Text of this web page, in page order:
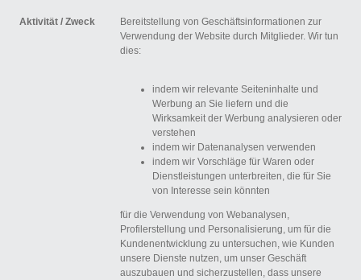
Aktivität / Zweck
Bereitstellung von Geschäftsinformationen zur
Verwendung der Website durch Mitglieder. Wir tun
dies:
indem wir relevante Seiteninhalte und
Werbung an Sie liefern und die
Wirksamkeit der Werbung analysieren oder
verstehen
indem wir Datenanalysen verwenden
indem wir Vorschläge für Waren oder
Dienstleistungen unterbreiten, die für Sie
von Interesse sein könnten
für die Verwendung von Webanalysen,
Profilerstellung und Personalisierung, um für die
Kundenentwicklung zu untersuchen, wie Kunden
unsere Dienste nutzen, um unser Geschäft
auszubauen und sicherzustellen, dass unsere